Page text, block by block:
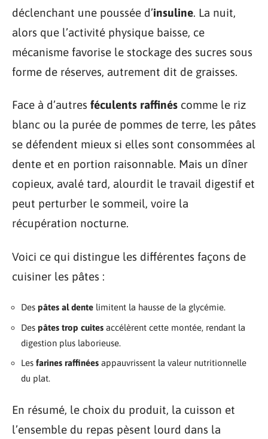
déclenchant une poussée d’insuline. La nuit,
alors que l’activité physique baisse, ce
mécanisme favorise le stockage des sucres sous
forme de réserves, autrement dit de graisses.
Face à d’autres féculents raffinés comme le riz
blanc ou la purée de pommes de terre, les pâtes
se défendent mieux si elles sont consommées al
dente et en portion raisonnable. Mais un dîner
copieux, avalé tard, alourdit le travail digestif et
peut perturber le sommeil, voire la
récupération nocturne.
Voici ce qui distingue les différentes façons de
cuisiner les pâtes :
Des pâtes al dente limitent la hausse de la glycémie.
Des pâtes trop cuites accélèrent cette montée, rendant la
digestion plus laborieuse.
Les farines raffinées appauvrissent la valeur nutritionnelle
du plat.
En résumé, le choix du produit, la cuisson et
l’ensemble du repas pèsent lourd dans la